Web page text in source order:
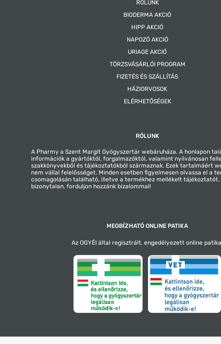
RÓLUNK
BIODERMA AKCIÓ
HIPP AKCIÓ
NAPOZÓ AKCIÓ
URIAGE AKCIÓ
TÖRZSVÁSÁRLÓI PROGRAM
FIZETÉS ÉS SZÁLLÍTÁS
HÁZIORVOSOK
ELÉRHETŐSÉGEK
RÓLUNK
A Pharmy a Szent Margit Gyógyszertár webáruháza. A honlapon
információk a gyártóktól, forgalmazóktól, valamint nyilvánosan
szakkönyvekből és tájékoztatókból származnak. Ezek tartalmáért
nem vállal felelősséget. Minden esetben figyelmesen olvassa el a
csomagolásán található, illetve a termékhez mellékelt tájékoztatót.
bizonytalan, forduljon hozzánk bizalommal!
MEGBÍZHATÓ ONLINE PATIKA
Az OGYÉI által regisztrált, engedélyezett online